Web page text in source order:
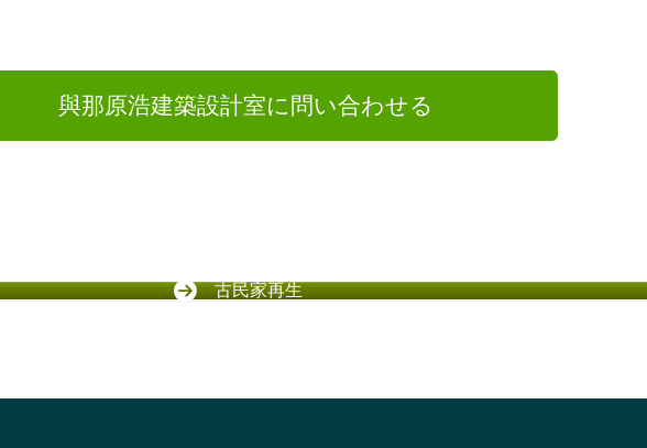
與那原浩建築設計室に問い合わせる
古民家再生